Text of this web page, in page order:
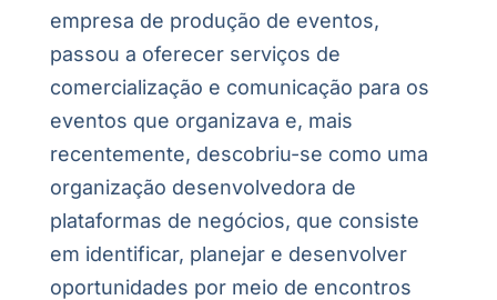
empresa de produção de eventos,
passou a oferecer serviços de
comercialização e comunicação para os
eventos que organizava e, mais
recentemente, descobriu-se como uma
organização desenvolvedora de
plataformas de negócios, que consiste
em identificar, planejar e desenvolver
oportunidades por meio de encontros